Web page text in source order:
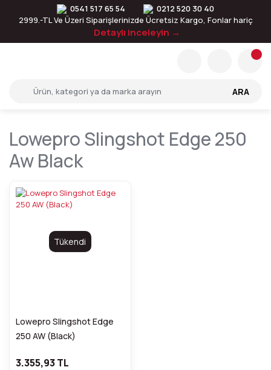
0541 517 65 54
0212 520 30 40
2999.-TL Ve Üzeri Siparişlerinizde Ücretsiz Kargo, Fonlar hariç
Detaylı inceleyin →
ARA
Lowepro Slingshot Edge 250
Aw Black
Tükendi
Lowepro Slingshot Edge
250 AW (Black)
3.355,93 TL